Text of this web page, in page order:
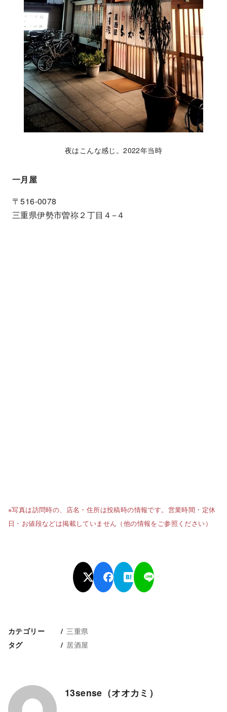
夜はこんな感じ。2022年当時
一月屋
〒516-0078
三重県伊勢市曽祢２丁目４−４
※写真は訪問時の、店名・住所は投稿時の情報です。営業時間・定休
日・お値段などは掲載していません（他の情報をご参照ください）
カテゴリー 三重県
タグ 居酒屋
13sense（オオカミ）